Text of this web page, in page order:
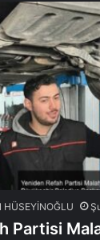
HÜSEYİNOĞLU
Partisi